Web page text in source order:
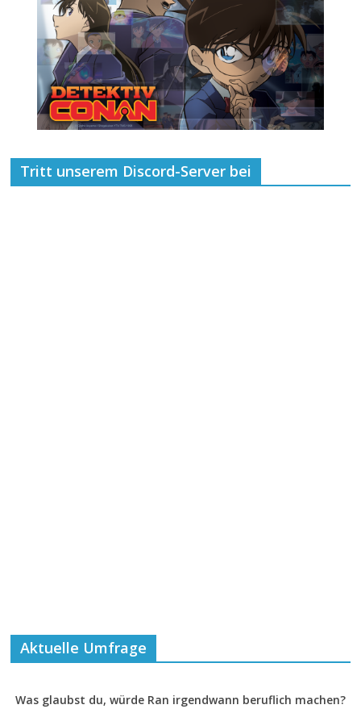
Tritt unserem Discord-Server bei
Aktuelle Umfrage
Was glaubst du, würde Ran irgendwann beruflich machen?